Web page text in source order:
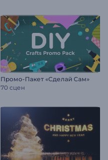
Промо-Пакет «Сделай Сам»
70 сцен